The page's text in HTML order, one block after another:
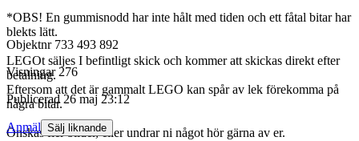
*OBS! En gummisnodd har inte hålt med tiden och ett fåtal bitar har
blekts lätt.
LEGOt säljes I befintligt skick och kommer att skickas direkt efter
betalning.
Eftersom att det är gammalt LEGO kan spår av lek förekomma på
några bitar.
Önskas fler bilder, eller undrar ni något hör gärna av er.
Objektnr 733 493 892
Visningar 276
Publicerad 26 maj 23:12
Anmäl Sälj liknande